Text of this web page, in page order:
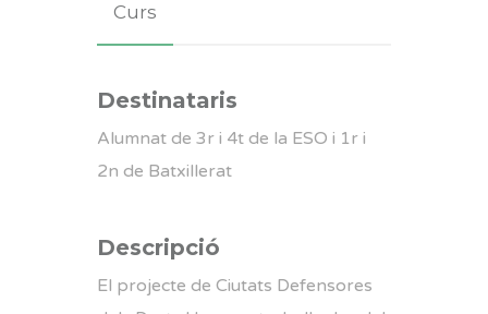
Curs
Destinataris
Alumnat de 3r i 4t de la ESO i 1r i
2n de Batxillerat
Descripció
El projecte de Ciutats Defensores